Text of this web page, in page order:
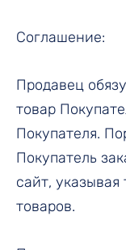
Соглашение:
Продавец
товар
Покупателя.
Покупатель
сайт,
товаров.